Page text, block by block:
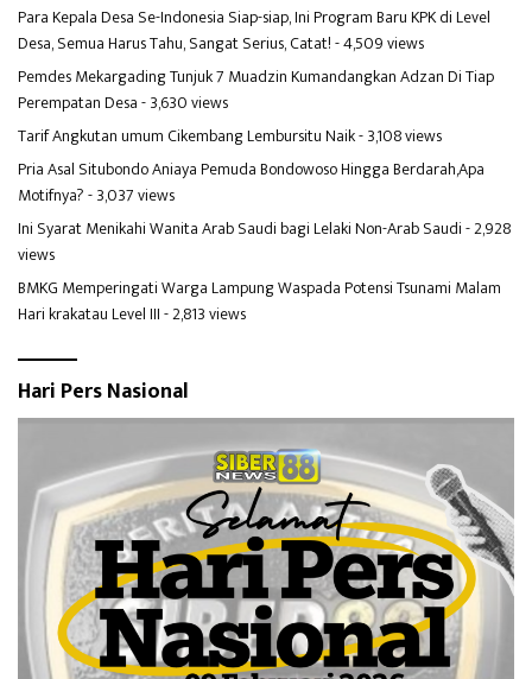
Para Kepala Desa Se-Indonesia Siap-siap, Ini Program Baru KPK di Level
Desa, Semua Harus Tahu, Sangat Serius, Catat!- 4,509 views
Pemdes Mekargading Tunjuk 7 Muadzin Kumandangkan Adzan Di Tiap
Perempatan Desa- 3,630 views
Tarif Angkutan umum Cikembang Lembursitu Naik- 3,108 views
Pria Asal Situbondo Aniaya Pemuda Bondowoso Hingga Berdarah,Apa
Motifnya?- 3,037 views
Ini Syarat Menikahi Wanita Arab Saudi bagi Lelaki Non-Arab Saudi- 2,928
views
BMKG Memperingati Warga Lampung Waspada Potensi Tsunami Malam
Hari krakatau Level III- 2,813 views
Hari Pers Nasional